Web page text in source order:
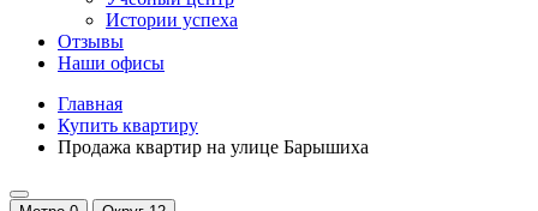
Истории успеха
Отзывы
Наши офисы
Главная
Купить квартиру
Продажа квартир на улице Барышиха